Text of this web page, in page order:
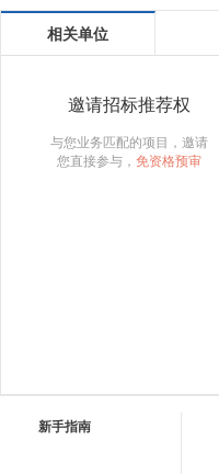
相关单位
邀请招标推荐权
与您业务匹配的项目，邀请
您直接参与， 免资格预审
新手指南